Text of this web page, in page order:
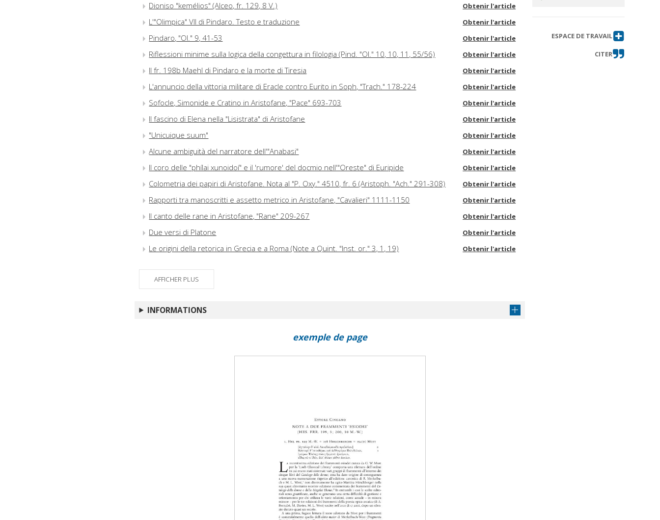
Dioniso "kemélios" (Alceo, fr. 129, 8 V.) Obtenir l'article
L'"Olimpica" VII di Pindaro. Testo e traduzione Obtenir l'article
Pindaro, "Ol." 9, 41-53 Obtenir l'article
Riflessioni minime sulla logica della congettura in filologia (Pind. "Ol." 10, 10, 11, 55/56) Obtenir l'article
Il fr. 198b Maehl di Pindaro e la morte di Tiresia Obtenir l'article
L'annuncio della vittoria militare di Eracle contro Eurito in Soph, "Trach." 178-224 Obtenir l'article
Sofocle, Simonide e Cratino in Aristofane, "Pace" 693-703 Obtenir l'article
Il fascino di Elena nella "Lisistrata" di Aristofane Obtenir l'article
"Unicuique suum" Obtenir l'article
Alcune ambiguità del narratore dell'"Anabasi" Obtenir l'article
Il coro delle "phílai xunoidoí" e il 'rumore' del docmio nell'"Oreste" di Euripide Obtenir l'article
Colometria dei papiri di Aristofane. Nota al "P. Oxy." 4510, fr. 6 (Aristoph. "Ach." 291-308) Obtenir l'article
Rapporti tra manoscritti e assetto metrico in Aristofane, "Cavalieri" 1111-1150 Obtenir l'article
Il canto delle rane in Aristofane, "Rane" 209-267 Obtenir l'article
Due versi di Platone Obtenir l'article
Le origini della retorica in Grecia e a Roma (Note a Quint. "Inst. or." 3, 1, 19) Obtenir l'article
"Éba róon". Una nota esegetica al "Tirsi" teocriteo
abbandona Antonio")
AFFICHER PLUS
INFORMATIONS
ESPACE DE TRAVAIL
CITER
exemple de page